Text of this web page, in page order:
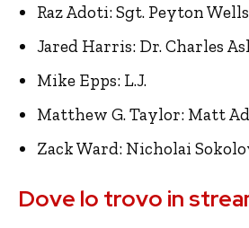
Raz Adoti: Sgt. Peyton Wells
Jared Harris: Dr. Charles
Mike Epps: L.J.
Matthew G. Taylor: Matt
Zack Ward: Nicholai
Dove lo trovo in